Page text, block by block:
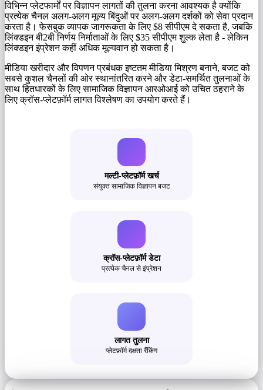
विभिन्न प्लेटफार्मों पर विज्ञापन लागतों की तुलना करना आवश्यक है क्योंकि
प्रत्येक चैनल अलग-अलग मूल्य बिंदुओं पर अलग-अलग दर्शकों को सेवा प्रदान
करता है। फेसबुक व्यापक जागरूकता के लिए $8 सीपीएम दे सकता है, जबकि
लिंक्डइन बी2बी निर्णय निर्माताओं के लिए $35 सीपीएम शुल्क लेता है - लेकिन
लिंक्डइन इंप्रेशन कहीं अधिक मूल्यवान हो सकता है।
मीडिया खरीदार और विपणन प्रबंधक इष्टतम मीडिया मिश्रण बनाने, बजट को
सबसे कुशल चैनलों की ओर स्थानांतरित करने और डेटा-समर्थित तुलनाओं के
साथ हितधारकों के लिए सामाजिक विज्ञापन आरओआई को उचित ठहराने के
लिए क्रॉस-प्लेटफ़ॉर्म लागत विश्लेषण का उपयोग करते हैं।
मल्टी-प्लेटफ़ॉर्म खर्च
संयुक्त सामाजिक विज्ञापन बजट
क्रॉस-प्लेटफ़ॉर्म डेटा
प्रत्येक चैनल से इंप्रेशन
लागत तुलना
प्लेटफ़ॉर्म दक्षता रैंकिंग